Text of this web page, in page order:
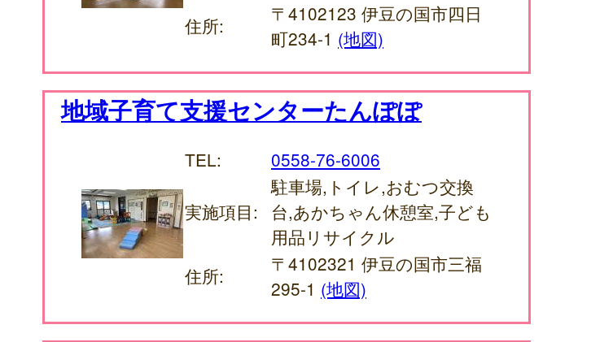
住所:
〒4102123 伊豆の国市四日
町234-1 (地図)
地域子育て支援センターたんぽぽ
TEL: 0558-76-6006
実施項目:
駐車場,トイレ,おむつ交換
台,あかちゃん休憩室,子ども
用品リサイクル
住所:
〒4102321 伊豆の国市三福
295-1 (地図)